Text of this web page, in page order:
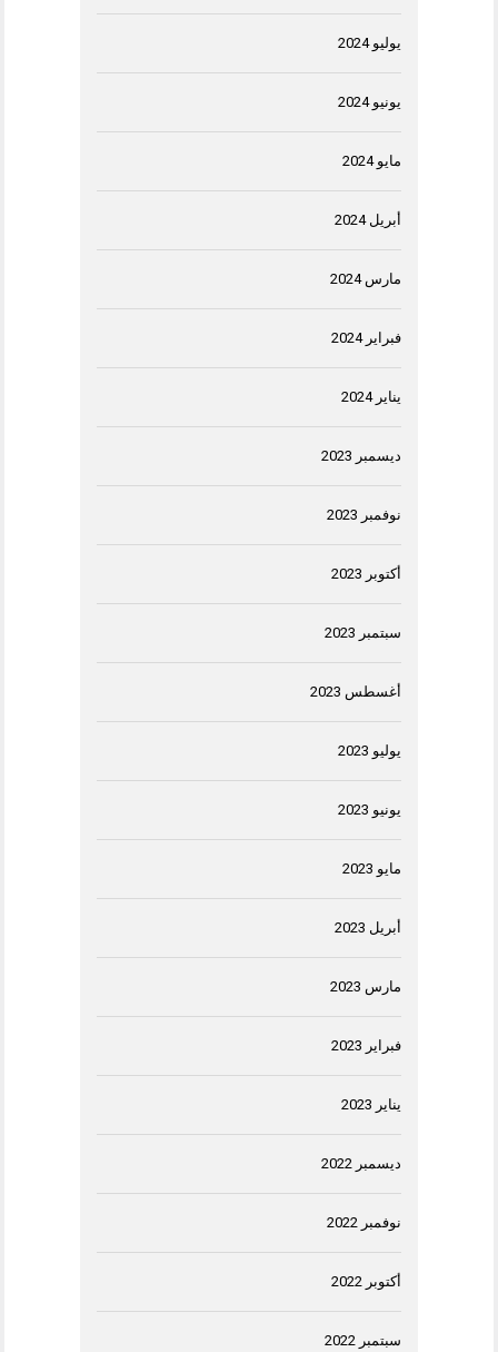
يوليو 2024
يونيو 2024
مايو 2024
أبريل 2024
مارس 2024
فبراير 2024
يناير 2024
ديسمبر 2023
نوفمبر 2023
أكتوبر 2023
سبتمبر 2023
أغسطس 2023
يوليو 2023
يونيو 2023
مايو 2023
أبريل 2023
مارس 2023
فبراير 2023
يناير 2023
ديسمبر 2022
نوفمبر 2022
أكتوبر 2022
سبتمبر 2022